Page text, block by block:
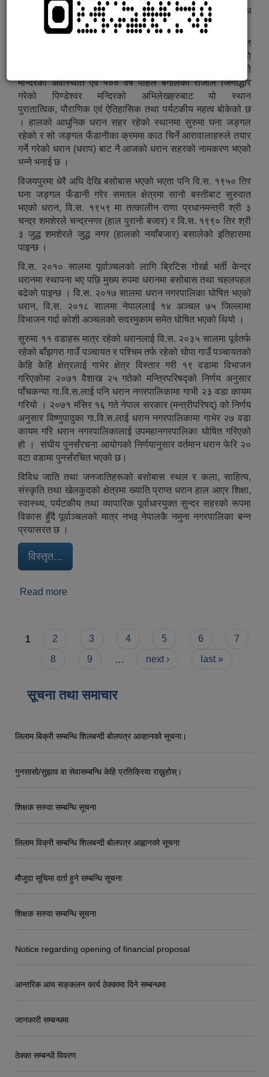
कोशी प्रदेशमा अवस्थित धरान, नेपालकै एक सुन्दर तथा विविध
सांस्कृतिक विविधता भएको सहर हो । यो सुनसरी जिल्लामा पर्दछ ।
महाभारतकालीन ईतिहास बोकेको र पछिल्लो समयमा किरात
राजधानीको रुपमा रहेको विजयपुर धरान नगरको शिर हो । विजयपुरको
ईतिहास खोतल्दा सतिदेविको दन्त पतन भएको किम्वदन्ति र दन्तकाली
मन्दिरको अवस्थिति एवं ५०० वर्ष पहिले बंगालका राजाले जिर्णोद्धार
गरेको पिण्डेश्वर मन्दिरको अभिलेखहरुबाट यो स्थान
पुरातात्विक, पौराणिक एवं ऐतिहासिक तथा पर्यटकीय महत्व बोकेको छ
। हालको आधुनिक धरान सहर रहेको स्थानमा सुरुमा घना जङ्गल
रहेको र सो जङ्गल फँडानीका क्रममा काठ चिर्ने आरावालाहरुले तयार
गर्ने गरेको धरान (धराप) बाट नै आजको धरान सहरको नामकरण भएको
भन्ने भनाई छ ।
विजयपुरमा धेरै अघि देखि बसोबास भएको भएता पनि वि.स. १९५० तिर
घना जङ्गल फँडानी गरेर समतल क्षेत्रमा सानो बस्तीबाट सुरुवात
भएको धरान, वि.स. १९५९ मा तत्कालीन राणा प्रधानमन्त्री श्री ३
चन्द्र शमशेरले चन्द्रनगर (हाल पुरानो बजार) र वि.स. १९९० तिर श्री
३ जुद्ध शमशेरले जुद्ध नगर (हालको नयाँबजार) बसालेको इतिहासमा
पाइन्छ ।
वि.स. २०१० सालमा पूर्वाञ्चलको लागि ब्रिटिस गोर्खा भर्ती केन्द्र
धरानमा स्थापना भए पछि मुख्य रुपमा धरानमा बसोबास तथा चहलपहल
बढेको पाइन्छ । वि.स. २०१७ सालमा धरान नगरपालिका घोषित भएको
धरान, वि.स. २०१८ सालमा नेपाललाई १४ अञ्चल ७५ जिल्लामा
विभाजन गर्दा कोशी अञ्चलको सदरमुकाम समेत घोषित भएको थियो ।
सुरुमा ११ वडाहरू मात्र रहेको धरानलाई वि.स. २०३५ सालमा पूर्वतर्फ
रहेको बाँझगरा गाउँ पञ्चायत र पश्चिम तर्फ रहेको घोपा गाउँ पञ्चायतको
केहि केहि क्षेत्रलाई गाभेर क्षेत्र विस्तार गरी १९ वडामा विभाजन
गरिएकोमा २०७१ वैशाख २५ गतेको मन्त्रिपरिषद्को निर्णय अनुसार
पाँचकन्या गा.वि.स.लाई पनि धरान नगरपालिकामा गाभी २३ वडा कायम
गरियो । २०७१ मंसिर १६ गते नेपाल सरकार (मन्त्रीपरिषद्) को निर्णय
अनुसार विष्णुपादुका गा.वि.स.लाई धरान नगरपालिकामा गाभेर २७ वडा
कायम गरि धरान नगरपालिकालाई उपमहानगरपालिका घोषित गरिएको
हो । संघीय पुनर्संरचना आयोगको निर्णयानुसार वर्तमान धरान फेरि २०
वटा वडामा पुनर्संरचित भएको छ।
विविध जाति तथा जनजातिहरूको बसोबास स्थल र कला, साहित्य,
संस्कृति तथा खेलकुदको क्षेत्रमा ख्याति प्राप्त धरान हाल आएर शिक्षा,
स्वास्थ्य, पर्यटकीय तथा व्यापारिक पूर्वाधारयुक्त सुन्दर सहरको रूपमा
विकास हुँदै पूर्वाञ्चलको मात्र नभइ नेपालकै नमुना नगरपालिका बन्न
प्रयासरत छ ।
विस्तृत...
Read more
Pages
1 2 3 4 5 6
7
8
9 … next › last »
सूचना तथा समाचार
लिलाम बिक्री सम्बन्धि शिलबन्दी बोलपत्र आव्हानको सूचना।
गुनसासो/सुझाव वा सेवासम्बन्धि केहि प्रतिक्रिया राख्नुहोस्।
शिक्षक सरुवा सम्बन्धि सूचना
लिलाम विक्री सम्बन्धि शिलबन्दी बोलपत्र आह्वानको सूचना
मौजुदा सूचिमा दर्ता हुने सम्बन्धि सूचना
शिक्षक सरुवा सम्बन्धि सूचना
Notice regarding opening of financial proposal
आन्तरिक आय सङ्कलन कार्य ठेक्कामा दिने सम्बन्धमा
जानकारी सम्बन्धमा
ठेक्का सम्बन्धी विवरण